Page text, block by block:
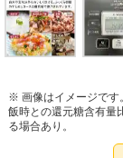
※ 画像はイメージです
飯時との還元糖含有量
る場合あり。